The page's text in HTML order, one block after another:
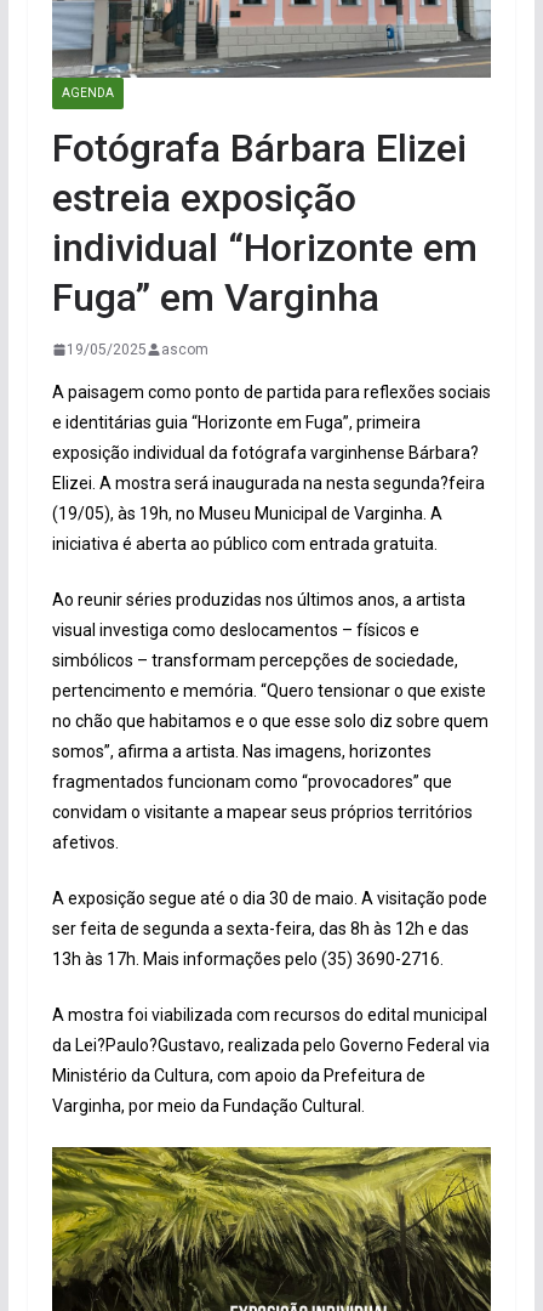
AGENDA
Fotógrafa Bárbara Elizei
estreia exposição
individual “Horizonte em
Fuga” em Varginha
19/05/2025 ascom
A paisagem como ponto de partida para reflexões sociais
e identitárias guia “Horizonte em Fuga”, primeira
exposição individual da fotógrafa varginhense Bárbara?
Elizei. A mostra será inaugurada na nesta segunda?feira
(19/05), às 19h, no Museu Municipal de Varginha. A
iniciativa é aberta ao público com entrada gratuita.
Ao reunir séries produzidas nos últimos anos, a artista
visual investiga como deslocamentos – físicos e
simbólicos – transformam percepções de sociedade,
pertencimento e memória. “Quero tensionar o que existe
no chão que habitamos e o que esse solo diz sobre quem
somos”, afirma a artista. Nas imagens, horizontes
fragmentados funcionam como “provocadores” que
convidam o visitante a mapear seus próprios territórios
afetivos.
A exposição segue até o dia 30 de maio. A visitação pode
ser feita de segunda a sexta-feira, das 8h às 12h e das
13h às 17h. Mais informações pelo (35) 3690-2716.
A mostra foi viabilizada com recursos do edital municipal
da Lei?Paulo?Gustavo, realizada pelo Governo Federal via
Ministério da Cultura, com apoio da Prefeitura de
Varginha, por meio da Fundação Cultural.